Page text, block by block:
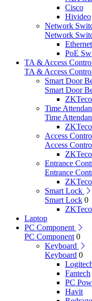
Cisco
Hivideo
Network
Network
PoE
TA & Access
TA & Access
Smart Door
Smart Door
ZKTeco
Time
Time
ZKTeco
Access
Access
ZKTeco
Entrance
Entrance
ZKTeco
Smart Lock
Smart Lock 0
ZKTeco
Laptop
PC Component
PC Component 0
Keyboard
Keyboard 0
Fantech
PC
Havit